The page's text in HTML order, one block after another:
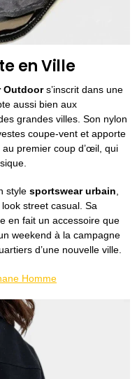
en Ville
Outdoors’inscrit dans une
aussi bien aux
grandes villes. Son nylon
coupe-vent et apporte
premier coup d’œil, qui
style sportswear urbain,
street casual. Sa
en fait un accessoire que
weekend à la campagne
d’une nouvelle ville.
Homme